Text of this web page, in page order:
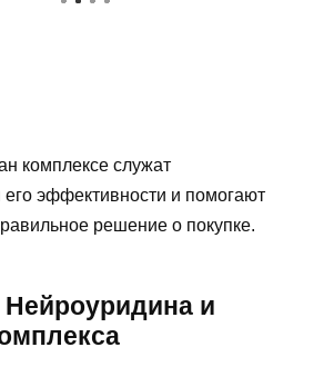
комплексе служат
эффективности и помогают
решение о покупке.
и